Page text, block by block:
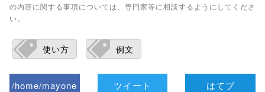
の内容に関する事項については、専門家等に相談するようにしてくださ
い。
使い方 例文
/home/mayone
ツイート はてブ